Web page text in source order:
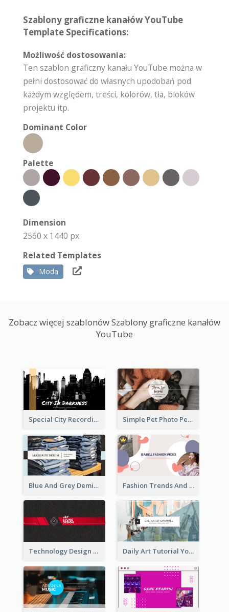
Szablony graficzne kanałów YouTube
Template Specifications:
Możliwość dostosowania:
Ten szablon graficzny kanału YouTube można w
pełni dostosować do własnych upodobań pod
każdym względem, treści, kolorów, tła, bloków
projektu itp.
Dominant Color
Palette
Dimension
2560 x 1440 px
Related Templates
Moda
Zobacz więcej szablonów Szablony graficzne kanałów
YouTube
Special City Recording YouTube Channel Art Simple Pet Photo Pet Daily YouTube Channel Art
Blue And Grey Demin Photo Fashion Outlook YouTube Channel Art Fashion Trends And Picks YouTube Channel Art
Technology Design Personal YouTube Channel Art Daily Art Tutorial YouTube Channel Art